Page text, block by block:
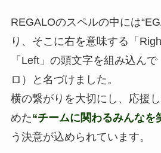
REGALOのスペルの中には
り、そこに右を意味する「
「Left」の頭文字を組み込ん
ロ）と名づけました。
横の繋がりを大切にし、応援
めた“チームに関わるみんなを
う決意が込められています。